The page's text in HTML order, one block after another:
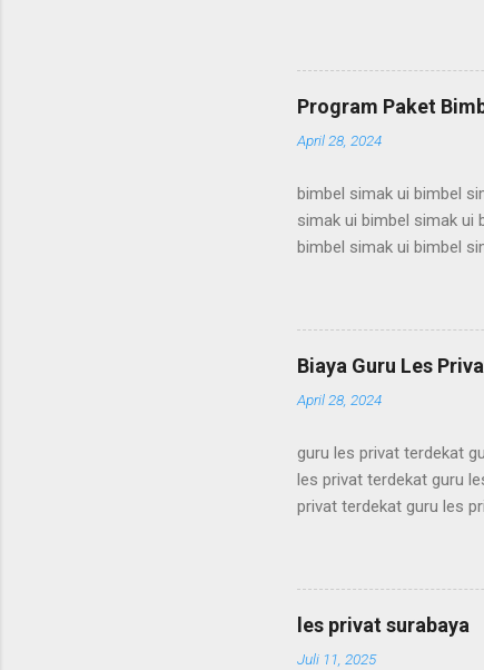
les privat bandung les
bandung les privat
les privat bandung les
bandung les privat
Program Paket
April 28, 2024
bimbel simak ui bimbel
simak ui bimbel simak ui
bimbel simak ui bimbel
bimbel simak ui bimbel
simak ui bimbel simak ui
bimbel simak ui bimbel
simak ui bimbel simak
Biaya Guru Les
April 28, 2024
guru les privat terdekat
les privat terdekat guru
privat terdekat guru les
terdekat guru les privat
terdekat guru les privat
terdekat guru les privat
terdekat guru les privat
les privat surabaya
Juli 11, 2025